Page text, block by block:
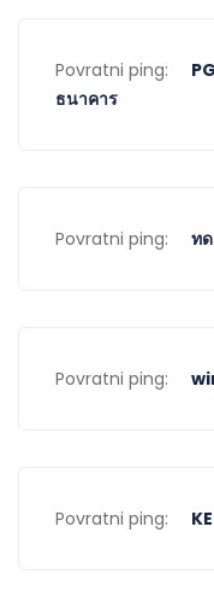
Povratni ping:
ธนาคาร
Povratni ping: ท
Povratni ping:
Povratni ping: